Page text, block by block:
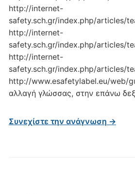
http://internet-
safety.sch.gr/index.php/articles/
http://internet-
safety.sch.gr/index.php/articles/
http://internet-
safety.sch.gr/index.php/articles/
http://www.esafetylabel.eu/web/
αλλαγή γλώσσας, στην επάνω
Συνεχίστε την ανάγνωση →